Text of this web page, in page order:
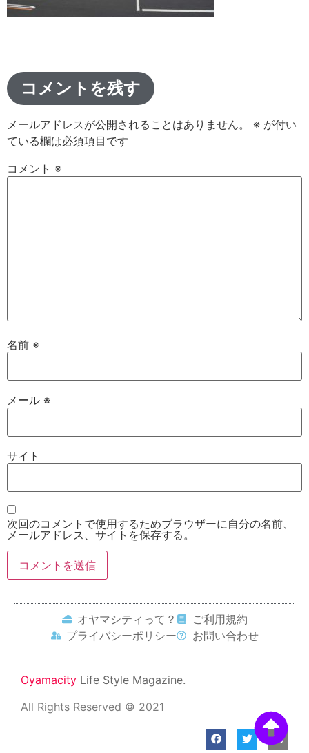
コメントを残す
メールアドレスが公開されることはありません。 ※ が付い
ている欄は必須項目です
コメント ※
名前 ※
メール ※
サイト
次回のコメントで使用するためブラウザーに自分の名前、
メールアドレス、サイトを保存する。
オヤマシティって？
ご利用規約
プライバシーポリシー
お問い合わせ
Oyamacity Life Style Magazine.
All Rights Reserved © 2021